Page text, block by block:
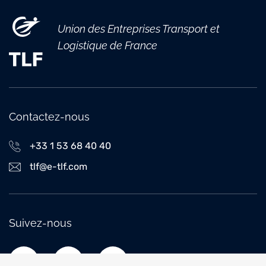
Union des Entreprises Transport et
Logistique de France
Contactez-nous
+33 1 53 68 40 40
tlf@e-tlf.com
Suivez-nous